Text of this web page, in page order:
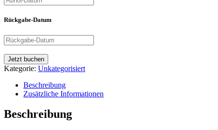
Rückgabe-Datum
Jetzt buchen
Kategorie: Unkategorisiert
Beschreibung
Zusätzliche Informationen
Beschreibung